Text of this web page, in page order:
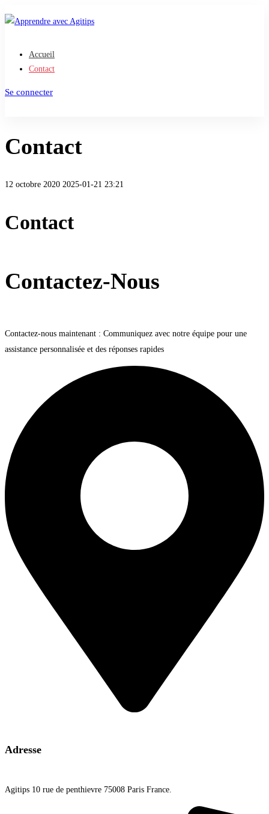
Accueil
Contact
Se connecter
Contact
12 octobre 2020 2025-01-21 23:21
Contact
Contactez-Nous
Contactez-nous maintenant : Communiquez avec notre équipe pour une
assistance personnalisée et des réponses rapides
Adresse
Agitips 10 rue de penthievre 75008 Paris France.